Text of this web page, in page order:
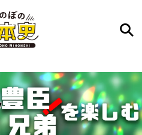
物、時代などを入力して
索結果を提示するよ（嘘